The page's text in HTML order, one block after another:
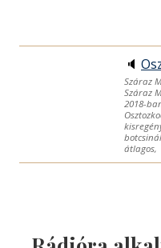
🔈
Száraz
Száraz
2018-
átlagos,